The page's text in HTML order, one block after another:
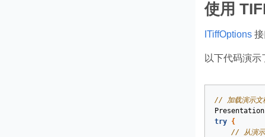
使用
ITiffOptions接
以下代码演
// 加载演示文
Presentation
try
{
// 从演示